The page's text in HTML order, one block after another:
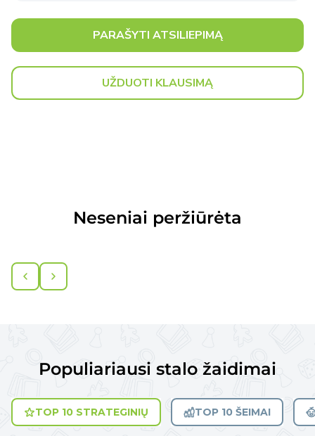
PARAŠYTI ATSILIEPIMĄ
UŽDUOTI KLAUSIMĄ
Neseniai peržiūrėta
Populiariausi stalo žaidimai
TOP 10 STRATEGINIŲ TOP 10 ŠEIMAI